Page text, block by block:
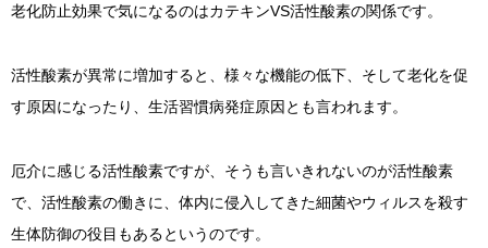
老化防止効果で気になるのはカテキンVS活性酸素の関係です。
活性酸素が異常に増加すると、様々な機能の低下、そして老化を促
す原因になったり、生活習慣病発症原因とも言われます。
厄介に感じる活性酸素ですが、そうも言いきれないのが活性酸素
で、活性酸素の働きに、体内に侵入してきた細菌やウィルスを殺す
生体防御の役目もあるというのです。